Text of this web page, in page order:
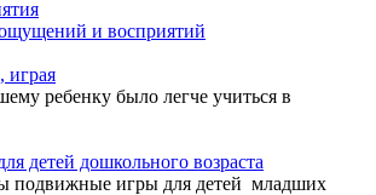
и восприятий
играя
ребенку было легче учиться в
детей дошкольного возраста
подвижные игры для детей младших